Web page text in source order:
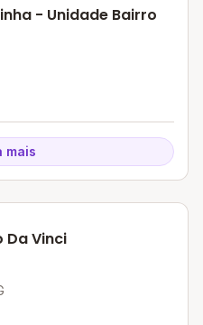
- Unidade Bairro
mais
Da Vinci